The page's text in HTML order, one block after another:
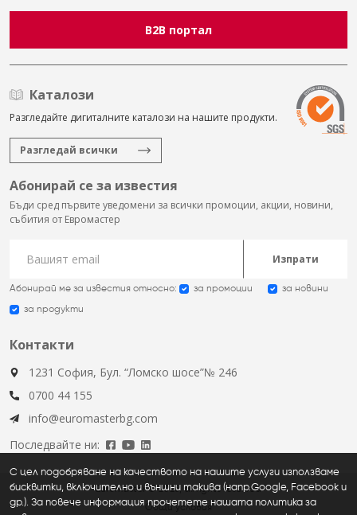
B2B портал
Каталози
Разгледайте дигиталните каталози на нашите продукти.
Разгледай всички
Абонирай се за известия
Бъди сред първите уведомени за всички промоции, акции, новини,
събития от Евромастер
Изпрати
Абонирай ме за известия относно: за промоции за новини
за продукти
Контакти
1231 София, Бул. “Ломско шосе”№ 246
0700 44 155
info@euromasterbg.com
Последвайте ни:
Euromaster © 2026, all rights reserved
Общи условия
С цел подобряване на качеството на нашите услуги използваме
бисквитки, включително и външни такива (напр.Google, Facebook и
др.). За повече информация прочетете нашата политика за